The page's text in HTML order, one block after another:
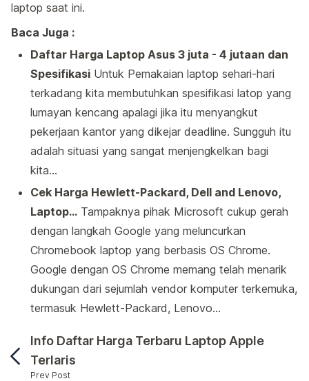
laptop saat ini.
Baca Juga :
Daftar Harga Laptop Asus 3 juta - 4 jutaan dan
Spesifikasi Untuk Pemakaian laptop sehari-hari
terkadang kita membutuhkan spesifikasi latop yang
lumayan kencang apalagi jika itu menyangkut
pekerjaan kantor yang dikejar deadline. Sungguh itu
adalah situasi yang sangat menjengkelkan bagi
kita…
Cek Harga Hewlett-Packard, Dell and Lenovo,
Laptop… Tampaknya pihak Microsoft cukup gerah
dengan langkah Google yang meluncurkan
Chromebook laptop yang berbasis OS Chrome.
Google dengan OS Chrome memang telah menarik
dukungan dari sejumlah vendor komputer terkemuka,
termasuk Hewlett-Packard, Lenovo…
Info Daftar Harga Terbaru Laptop Apple
Terlaris
Prev Post